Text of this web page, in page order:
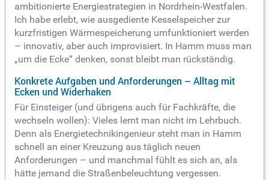
ambitionierte Energiestrategien in Nordrhein-Westfalen.
Ich habe erlebt, wie ausgediente Kesselspeicher zur
kurzfristigen Wärmespeicherung umfunktioniert werden
– innovativ, aber auch improvisiert. In Hamm muss man
„um die Ecke“ denken, sonst bleibt man rückständig.
Konkrete Aufgaben und Anforderungen – Alltag mit
Ecken und Widerhaken
Für Einsteiger (und übrigens auch für Fachkräfte, die
wechseln wollen): Vieles lernt man nicht im Lehrbuch.
Denn als Energietechnikingenieur steht man in Hamm
schnell an einer Kreuzung aus täglich neuen
Anforderungen – und manchmal fühlt es sich an, als
hätte jemand die Straßenbeleuchtung vergessen.